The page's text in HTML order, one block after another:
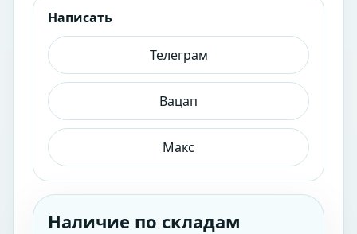
Написать
Телеграм
Вацап
Макс
Наличие по складам